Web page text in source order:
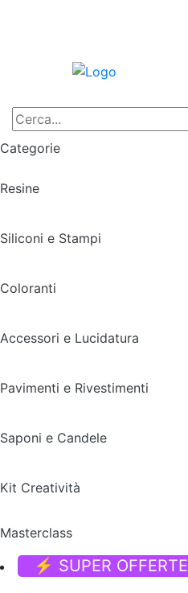
Categorie
Resine
Siliconi e Stampi
Coloranti
Accessori e Lucidatura
Pavimenti e Rivestimenti
Saponi e Candele
Kit Creatività
Masterclass
⚡ SUPER OFFERTE